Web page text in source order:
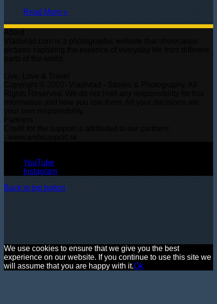
Read More »
YouTube
Instagram
Back to top button
We use cookies to ensure that we give you the best
experience on our website. If you continue to use this site we
will assume that you are happy with it.Ok